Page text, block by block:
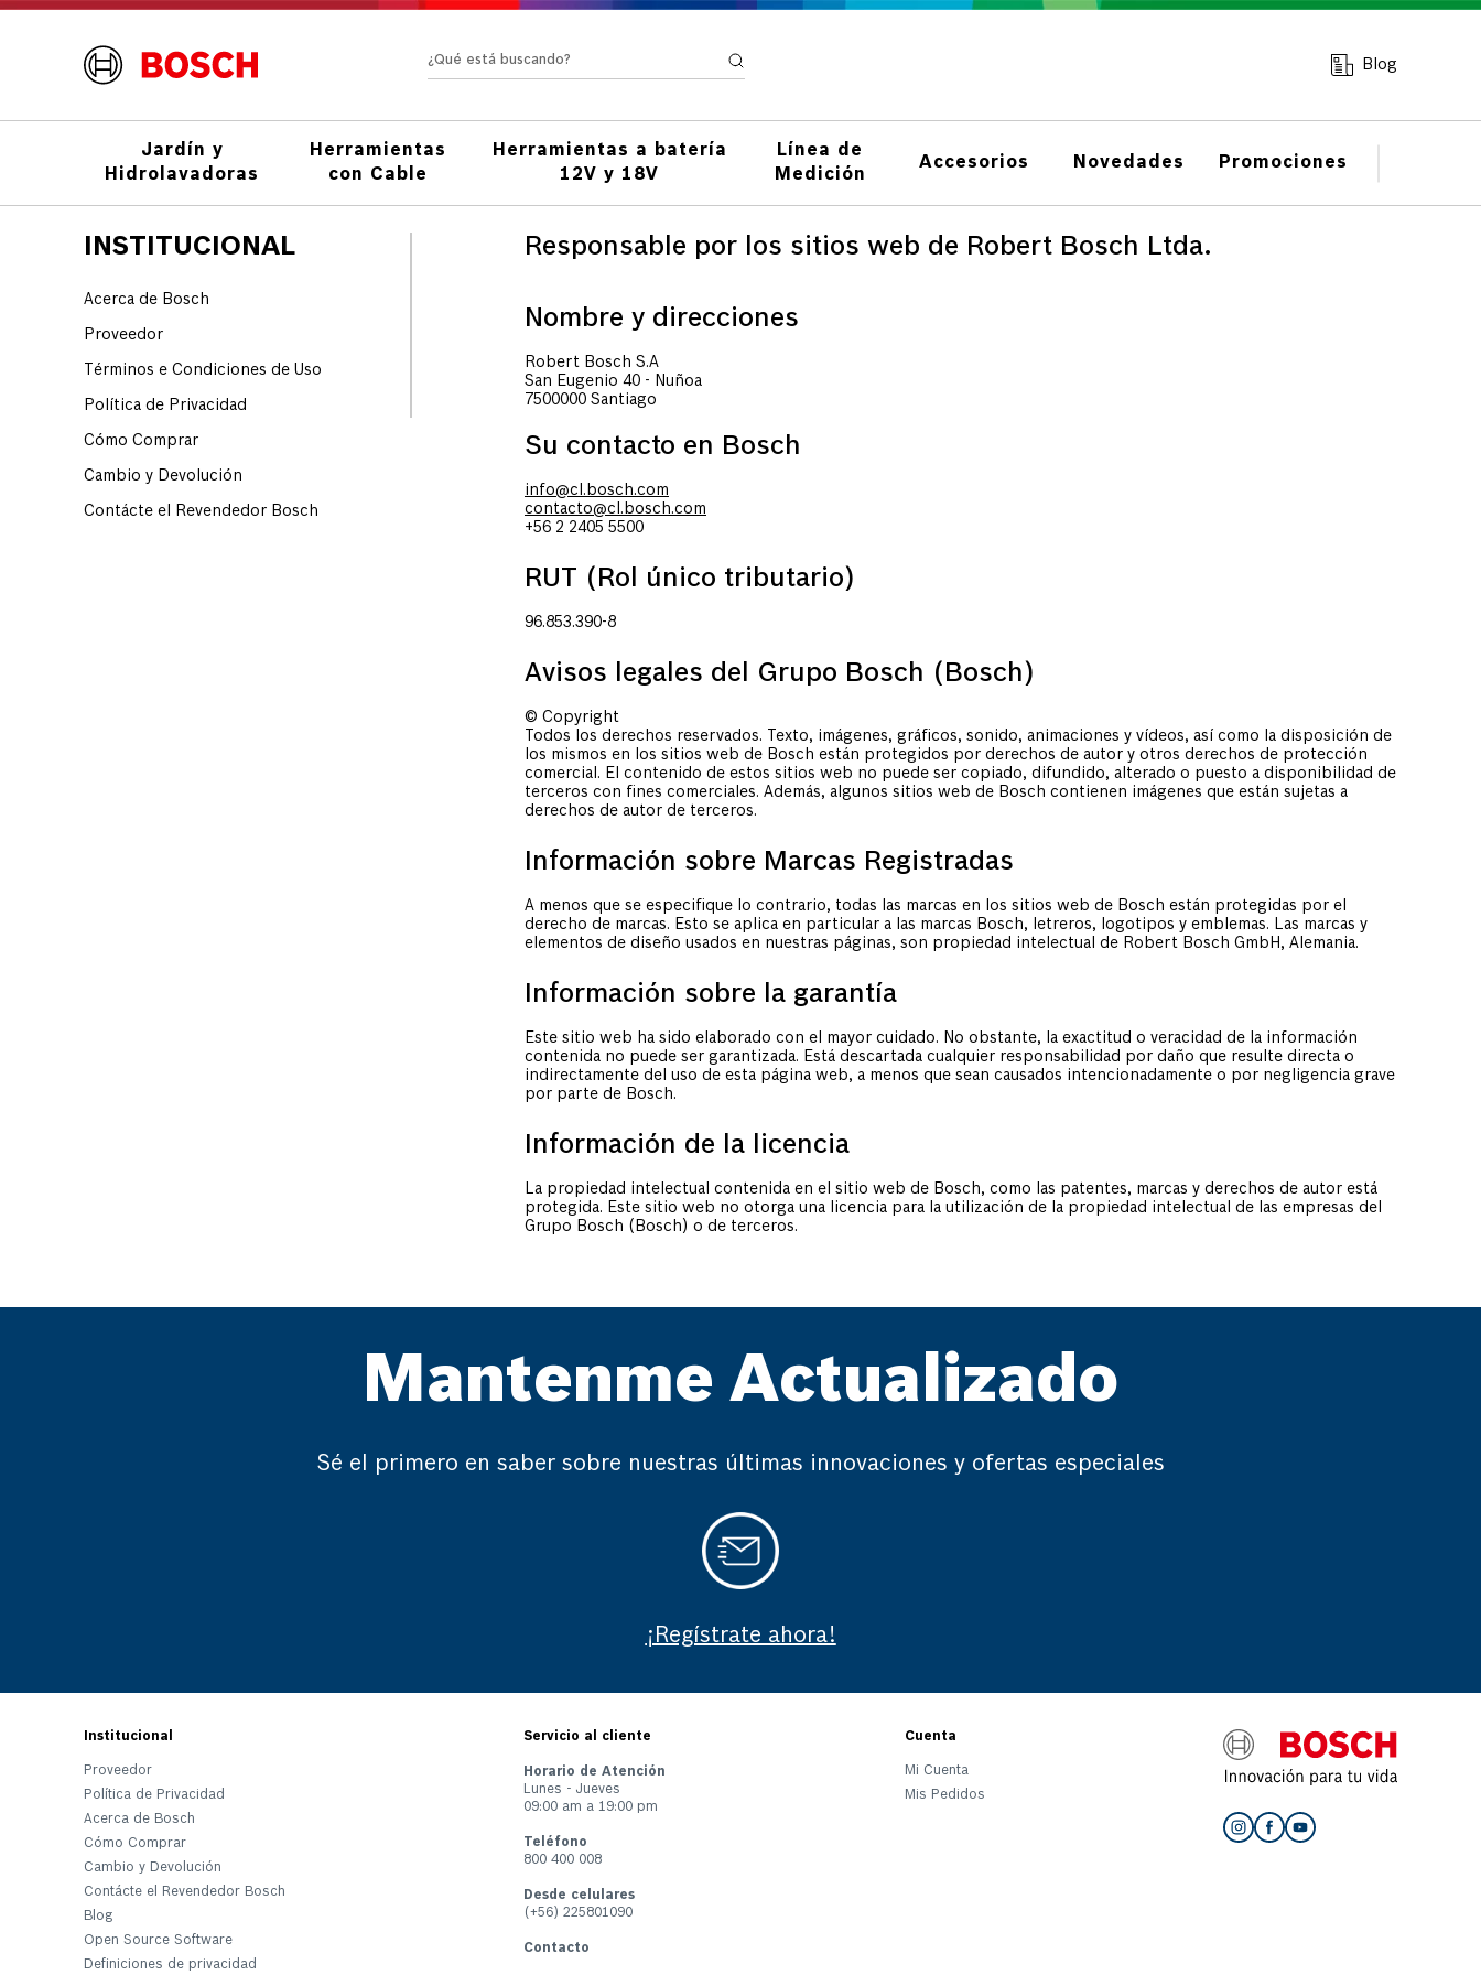
¿Qué está buscando? Blog
Jardín y
Hidrolavadoras
Herramientas
con Cable
Herramientas a batería
12V y 18V
Línea de
Medición
Accesorios Novedades Promociones
INSTITUCIONAL
Acerca de Bosch
Proveedor
Términos e Condiciones de Uso
Política de Privacidad
Cómo Comprar
Cambio y Devolución
Contácte el Revendedor Bosch
Responsable por los sitios web de Robert Bosch Ltda.
Nombre y direcciones
Robert Bosch S.A
San Eugenio 40 - Nuñoa
7500000 Santiago
Su contacto en Bosch
info@cl.bosch.com
contacto@cl.bosch.com
+56 2 2405 5500
RUT (Rol único tributario)
96.853.390-8
Avisos legales del Grupo Bosch (Bosch)
© Copyright
Todos los derechos reservados. Texto, imágenes, gráficos, sonido, animaciones y vídeos, así como la disposición de
los mismos en los sitios web de Bosch están protegidos por derechos de autor y otros derechos de protección
comercial. El contenido de estos sitios web no puede ser copiado, difundido, alterado o puesto a disponibilidad de
terceros con fines comerciales. Además, algunos sitios web de Bosch contienen imágenes que están sujetas a
derechos de autor de terceros.
Información sobre Marcas Registradas
A menos que se especifique lo contrario, todas las marcas en los sitios web de Bosch están protegidas por el
derecho de marcas. Esto se aplica en particular a las marcas Bosch, letreros, logotipos y emblemas. Las marcas y
elementos de diseño usados en nuestras páginas, son propiedad intelectual de Robert Bosch GmbH, Alemania.
Información sobre la garantía
Este sitio web ha sido elaborado con el mayor cuidado. No obstante, la exactitud o veracidad de la información
contenida no puede ser garantizada. Está descartada cualquier responsabilidad por daño que resulte directa o
indirectamente del uso de esta página web, a menos que sean causados intencionadamente o por negligencia grave
por parte de Bosch.
Información de la licencia
La propiedad intelectual contenida en el sitio web de Bosch, como las patentes, marcas y derechos de autor está
protegida. Este sitio web no otorga una licencia para la utilización de la propiedad intelectual de las empresas del
Grupo Bosch (Bosch) o de terceros.
Mantenme Actualizado
Sé el primero en saber sobre nuestras últimas innovaciones y ofertas especiales
¡Regístrate ahora!
Institucional
Definiciones de privacidad
Proveedor
Política de Privacidad
Acerca de Bosch
Cómo Comprar
Cambio y Devolución
Contácte el Revendedor Bosch
Blog
Open Source Software
Servicio al cliente
Horario de Atención
Lunes - Jueves
09:00 am a 19:00 pm
Teléfono
800 400 008
Desde celulares
(+56) 225801090
Contacto
Cuenta
Mi Cuenta
Mis Pedidos